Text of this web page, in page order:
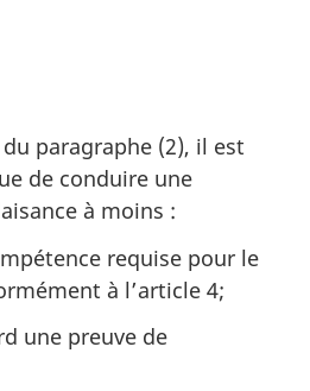
paragraphe (2), il est
de conduire une
à moins :
requise pour le
à l’article 4;
une preuve de